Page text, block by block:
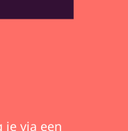
je via een